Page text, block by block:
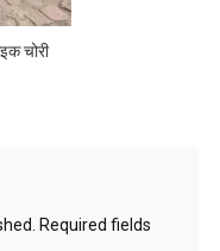
चोरी
Required fields